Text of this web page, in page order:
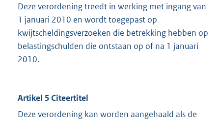
Deze verordening treedt in werking met ingang van
1 januari 2010 en wordt toegepast op
kwijtscheldingsverzoeken die betrekking hebben op
belastingschulden die ontstaan op of na 1 januari
2010.
Artikel 5 Citeertitel
Deze verordening kan worden aangehaald als de